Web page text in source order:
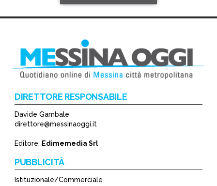
*
DIRETTORE RESPONSABILE
Davide Gambale
direttore@messinaoggi.it
Editore: Edimemedia Srl
PUBBLICITÀ
Istituzionale/Commerciale